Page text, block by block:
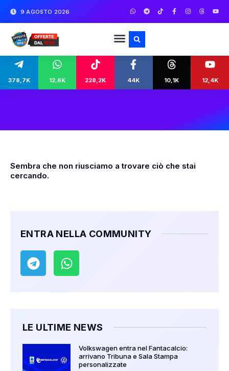
9 AGOSTO 2026
378,7K 12,6K 228,2K 44K 10,1K 12,4K
Sembra che non riusciamo a trovare ciò che stai
cercando.
ENTRA NELLA COMMUNITY
LE ULTIME NEWS
Volkswagen entra nel Fantacalcio:
arrivano Tribuna e Sala Stampa
personalizzate